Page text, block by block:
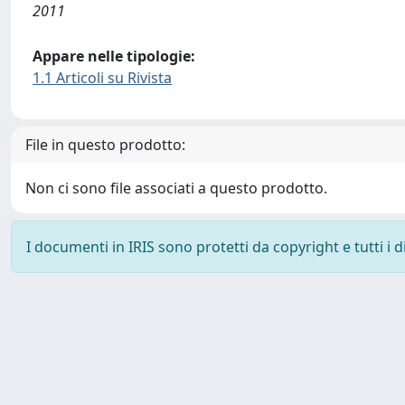
2011
Appare nelle tipologie:
1.1 Articoli su Rivista
File in questo prodotto:
Non ci sono file associati a questo prodotto.
I documenti in IRIS sono protetti da copyright e tutti i